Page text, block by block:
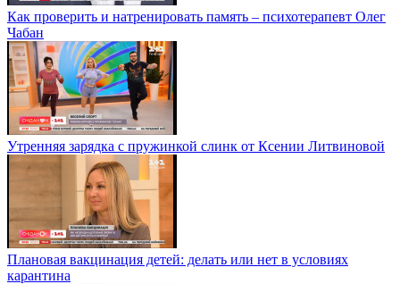
Как проверить и натренировать память – психотерапевт Олег
Чабан
Утренняя зарядка с пружинкой слинк от Ксении Литвиновой
Плановая вакцинация детей: делать или нет в условиях
карантина